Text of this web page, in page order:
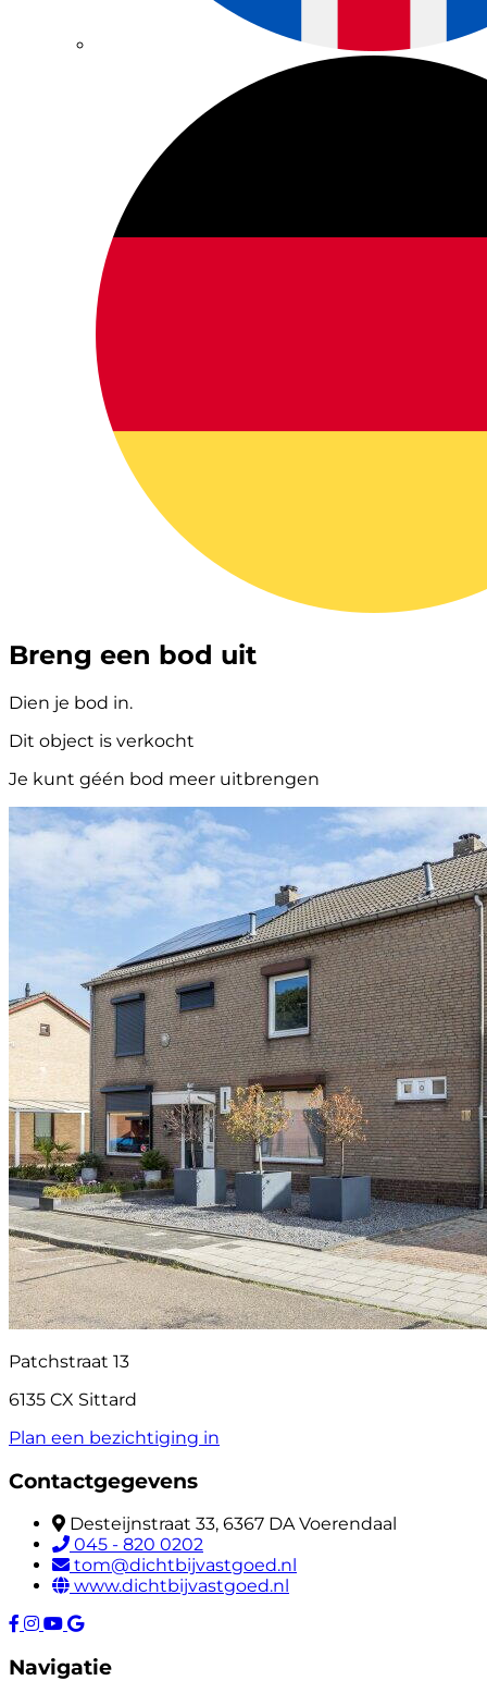
Breng een bod uit
Dien je bod in.
Dit object is verkocht
Je kunt géén bod meer uitbrengen
Patchstraat 13
6135 CX Sittard
Plan een bezichtiging in
Contactgegevens
Desteijnstraat 33, 6367 DA Voerendaal
045 - 820 0202
tom@dichtbijvastgoed.nl
www.dichtbijvastgoed.nl
Navigatie